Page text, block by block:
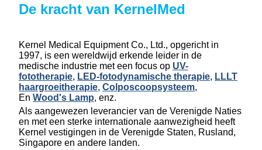
De kracht van KernelMed
Kernel Medical Equipment Co., Ltd., opgericht in
1997, is een wereldwijd erkende leider in de
medische industrie met een focus op UV-
fototherapie, LED-fotodynamische therapie, LLLT
haargroeitherapie, Colposcoopsysteem,
En Wood's Lamp, enz.
Als aangewezen leverancier van de Verenigde Naties
en met een sterke internationale aanwezigheid heeft
Kernel vestigingen in de Verenigde Staten, Rusland,
Singapore en andere landen.